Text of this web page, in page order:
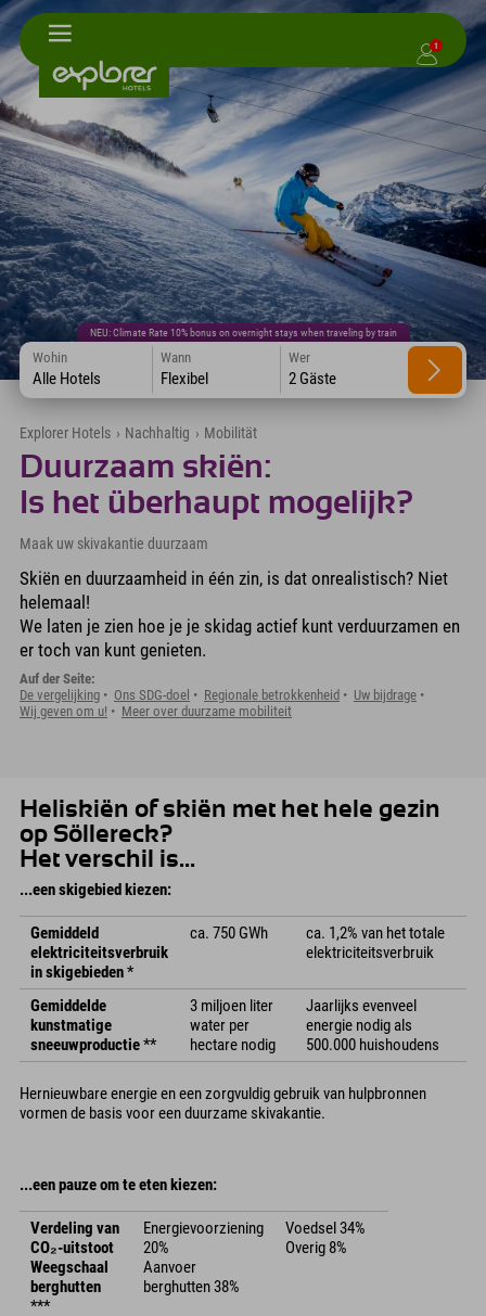
1
NEU: Climate Rate 10% bonus on overnight stays when traveling by train
Wohin
Alle Hotels
Wann
Flexibel
Wer
2 Gäste
Explorer Hotels › Nachhaltig › Mobilität
Duurzaam skiën:
Is het überhaupt mogelijk?
Maak uw skivakantie duurzaam
Skiën en duurzaamheid in één zin, is dat onrealistisch? Niet
helemaal!
We laten je zien hoe je je skidag actief kunt verduurzamen en
er toch van kunt genieten.
Auf der Seite:
De vergelijking
Ons SDG-doel Regionale betrokkenheid
Uw bijdrage
Wij geven om u!
Meer over duurzame mobiliteit
Heliskiën of skiën met het hele gezin
op Söllereck?
Het verschil is...
...een skigebied kiezen:
Gemiddeld
elektriciteitsverbruik
in skigebieden*
ca. 750 GWh
ca. 1,2% van het totale
elektriciteitsverbruik
Gemiddelde
kunstmatige
sneeuwproductie**
3 miljoen liter
water per
hectare nodig
Jaarlijks evenveel
energie nodig als
500.000 huishoudens
Hernieuwbare energie en een zorgvuldig gebruik van hulpbronnen
vormen de basis voor een duurzame skivakantie.
...een pauze om te eten kiezen:
Verdeling van
CO₂-uitstoot
Weegschaal
berghutten
***
Energievoorziening
20%
Aanvoer
berghutten 38%
Voedsel 34%
Overig 8%